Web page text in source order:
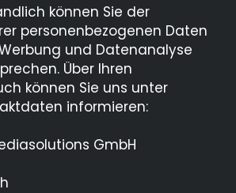
können Sie der
personenbezogenen Daten
und Datenanalyse
Über Ihren
können Sie uns unter
informieren:
GmbH